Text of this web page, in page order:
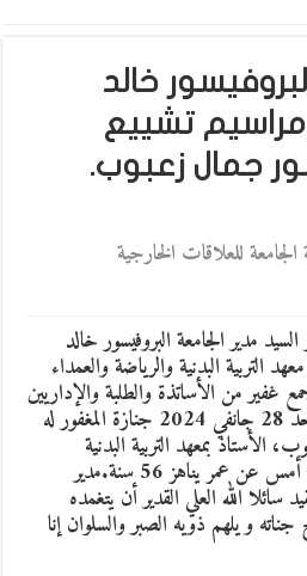
خالد
تشييع
جمال زعبوب.
الجامعة للعلاقات الخارجية
مدير الجامعة البروفيسور خالد
التربية البدنية والرياضة والعمداء
غفير من الأساتذة والطلبة والإداريين
والعمال شيعت ظهر اليوم الأحد 28 جانفي 2024 جنازة المغفور له
الأستاذ بمعهد التربية البدنية
والرياضة الذي وافته المنية يوم أمس عن عمر يناهز 56 سنة.مدير
سائلا الله العلي القدير أن يتغمده
و يلهم ذويه الصبر والسلوان إنا